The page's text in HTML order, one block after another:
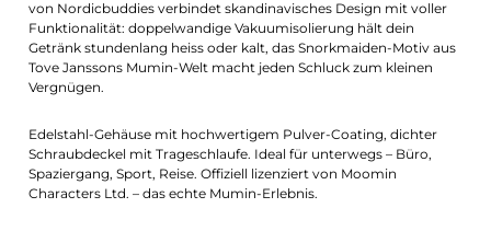
von Nordicbuddies verbindet skandinavisches Design mit voller
Funktionalität: doppelwandige Vakuumisolierung hält dein
Getränk stundenlang heiss oder kalt, das Snorkmaiden-Motiv aus
Tove Janssons Mumin-Welt macht jeden Schluck zum kleinen
Vergnügen.
Edelstahl-Gehäuse mit hochwertigem Pulver-Coating, dichter
Schraubdeckel mit Trageschlaufe. Ideal für unterwegs – Büro,
Spaziergang, Sport, Reise. Offiziell lizenziert von Moomin
Characters Ltd. – das echte Mumin-Erlebnis.